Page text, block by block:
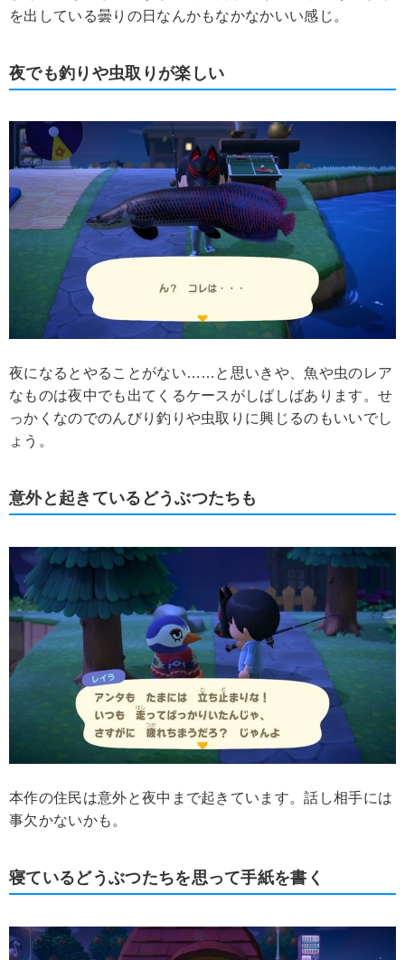
を出している曇りの日なんかもなかなかいい感じ。
夜でも釣りや虫取りが楽しい
夜になるとやることがない……と思いきや、魚や虫のレア
なものは夜中でも出てくるケースがしばしばあります。せ
っかくなのでのんびり釣りや虫取りに興じるのもいいでし
ょう。
意外と起きているどうぶつたちも
本作の住民は意外と夜中まで起きています。話し相手には
事欠かないかも。
寝ているどうぶつたちを思って手紙を書く